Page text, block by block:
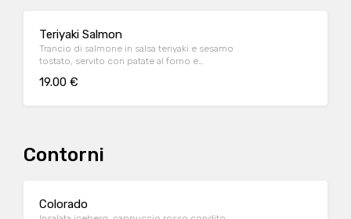
Teriyaki Salmon
Trancio di salmone in salsa teriyaki e sesamo
tostato, servito con patate al forno e
19.00 €
Contorni
Colorado